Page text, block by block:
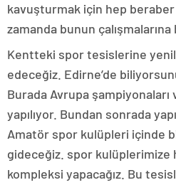
kavuşturmak için hep beraber
zamanda bunun çalışmalarına
Kentteki spor tesislerine
edeceğiz. Edirne’de
Burada Avrupa
yapılıyor. Bundan sonrada
Amatör spor kulüpleri içinde
gideceğiz. spor
kompleksi yapacağız. Bu